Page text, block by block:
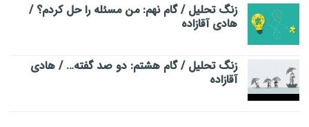
زنگ تحلیل / گام نهم: من مسئله را حل کردم؟ /
هادی آقازاده
زنگ تحلیل / گام هشتم: دو صد گفته… / هادی
آقازاده